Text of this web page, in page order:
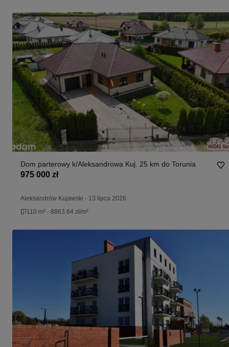
Dom parterowy k/Aleksandrowa Kuj. 25 km do Torunia
975 000 zł
Aleksandrów Kujawski - 13 lipca 2026
110 m² - 8863.64 zł/m²